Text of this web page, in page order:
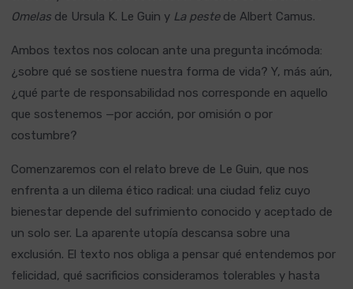
Omelas de Ursula K. Le Guin y La pestede Albert Camus.
Ambos textos nos colocan ante una pregunta incómoda:
¿sobre qué se sostiene nuestra forma de vida? Y, más aún,
¿qué parte de responsabilidad nos corresponde en aquello
que sostenemos —por acción, por omisión o por
costumbre?
Comenzaremos con el relato breve de Le Guin, que nos
enfrenta a un dilema ético radical: una ciudad feliz cuyo
bienestar depende del sufrimiento conocido y aceptado de
un solo ser. La aparente utopía descansa sobre una
exclusión. El texto nos obliga a pensar qué entendemos por
felicidad, qué sacrificios consideramos tolerables y hasta